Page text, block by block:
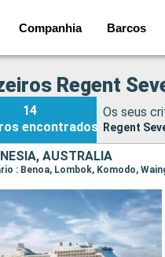
Companhia Barcos
Regent
14
encontrados
Os seus
Regent
AUSTRALIA
: Benoa, Lombok, Komodo,